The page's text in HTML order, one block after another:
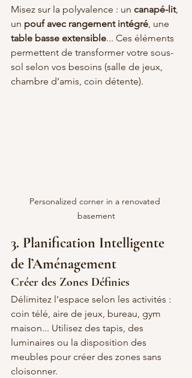
Misez sur la polyvalence : un canapé-lit,
un pouf avec rangement intégré , une
table basse extensible... Ces éléments
permettent de transformer votre sous-
sol selon vos besoins (salle de jeux,
chambre d’amis, coin détente).
Personalized corner in a renovated
basement
3. Planification Intelligente
de l’Aménagement
Créer des Zones Définies
Délimitez l’espace selon les activités :
coin télé, aire de jeux, bureau, gym
maison... Utilisez des tapis, des
luminaires ou la disposition des
meubles pour créer des zones sans
cloisonner.